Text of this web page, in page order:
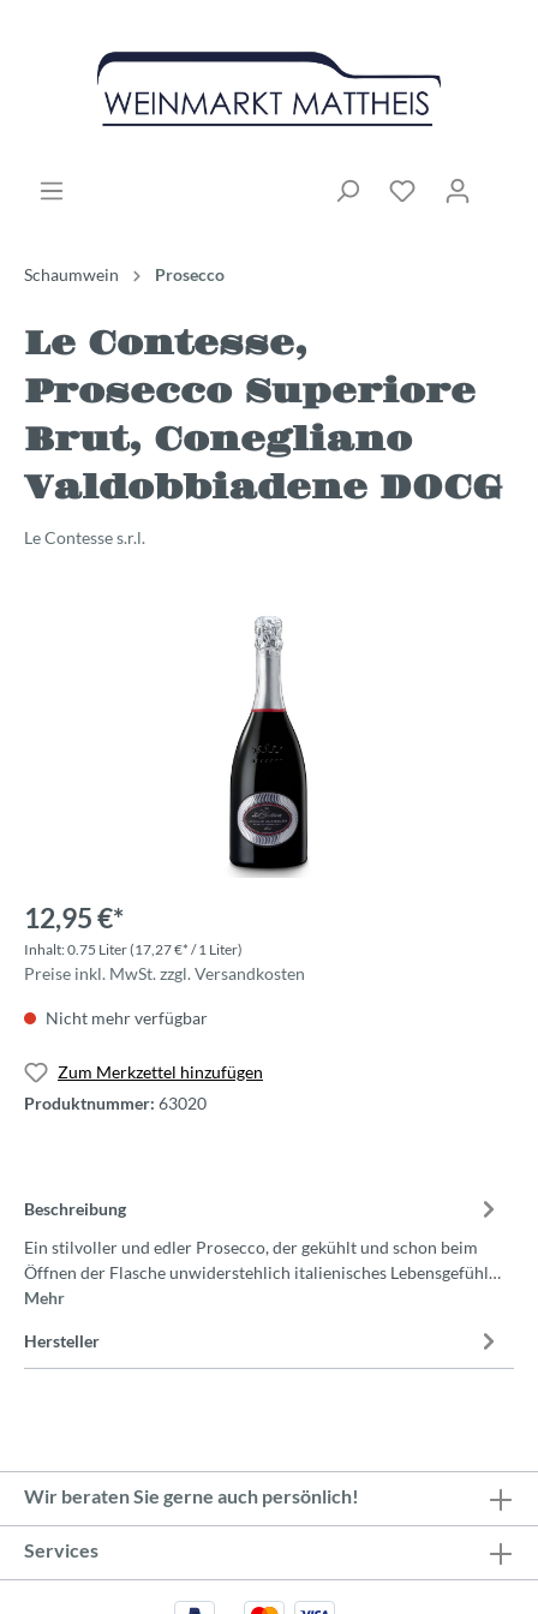
Schaumwein Prosecco
Le Contesse,
Prosecco Superiore
Brut, Conegliano
Valdobbiadene DOCG
Le Contesse s.r.l.
12,95 €*
Inhalt:0.75 Liter(17,27 €* / 1 Liter)
Preise inkl. MwSt. zzgl. Versandkosten
Nicht mehr verfügbar
Zum Merkzettel hinzufügen
Produktnummer: 63020
Beschreibung
Ein stilvoller und edler Prosecco, der gekühlt und schon beim
Öffnen der Flasche unwiderstehlich italienisches Lebensgefühl…
Mehr
Hersteller
Wir beraten Sie gerne auch persönlich!
Services